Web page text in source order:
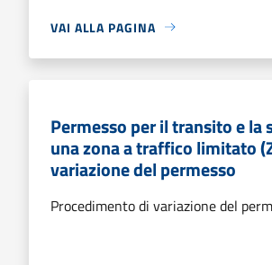
VAI ALLA PAGINA
Permesso per il transito e la
una zona a traffico limitato
variazione del permesso
Procedimento di variazione del